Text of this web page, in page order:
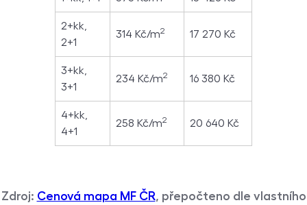
2+kk,
2+1
314 Kč/m2 17 270 Kč
3+kk,
3+1
234 Kč/m2 16 380 Kč
4+kk,
4+1
258 Kč/m2 20 640 Kč
Zdroj: Cenová mapa MF ČR, přepočteno dle vlastního